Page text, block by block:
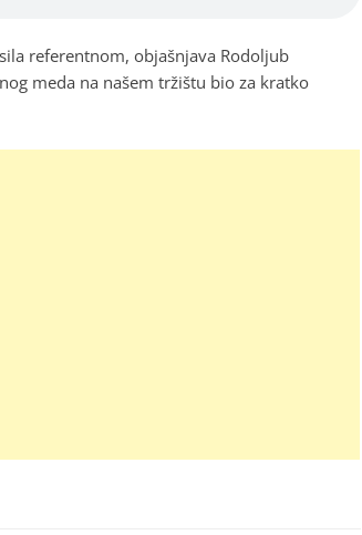
referentnom, objašnjava Rodoljub
meda na našem tržištu bio za kratko